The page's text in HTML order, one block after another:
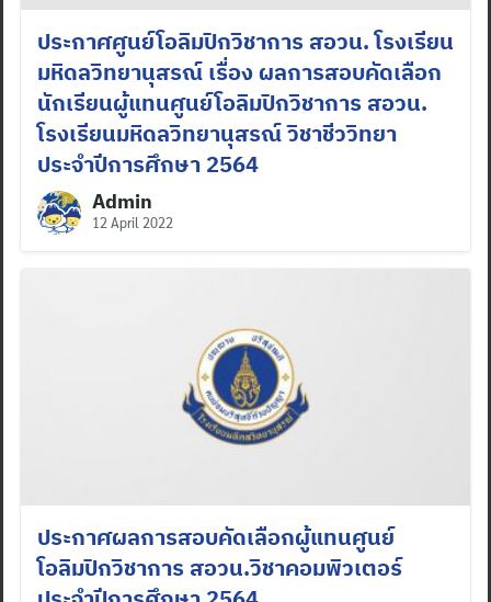
ประกาศศูนย์โอลิมปิกวิชาการ สอวน. โรงเรียน
มหิดลวิทยานุสรณ์ เรื่อง ผลการสอบคัดเลือก
นักเรียนผู้แทนศูนย์โอลิมปิกวิชาการ สอวน.
โรงเรียนมหิดลวิทยานุสรณ์ วิชาชีววิทยา
ประจำปีการศึกษา 2564
Admin
12 April 2022
ประกาศผลการสอบคัดเลือกผู้แทนศูนย์
โอลิมปิกวิชาการ สอวน.วิชาคอมพิวเตอร์